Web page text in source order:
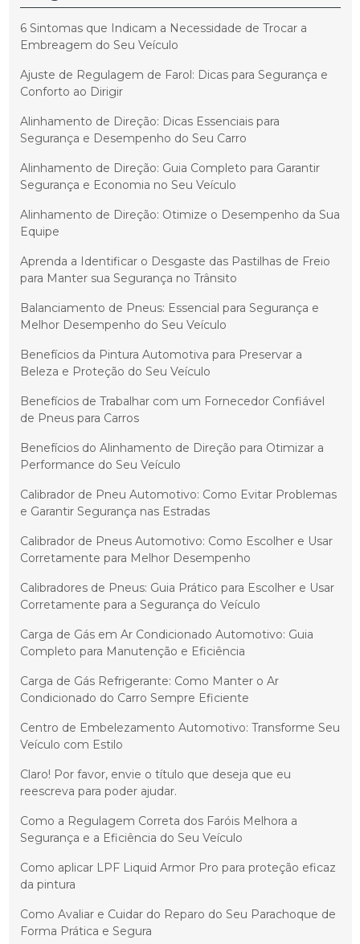
6 Sintomas que Indicam a Necessidade de Trocar a
Embreagem do Seu Veículo
Ajuste de Regulagem de Farol: Dicas para Segurança e
Conforto ao Dirigir
Alinhamento de Direção: Dicas Essenciais para
Segurança e Desempenho do Seu Carro
Alinhamento de Direção: Guia Completo para Garantir
Segurança e Economia no Seu Veículo
Alinhamento de Direção: Otimize o Desempenho da Sua
Equipe
Aprenda a Identificar o Desgaste das Pastilhas de Freio
para Manter sua Segurança no Trânsito
Balanciamento de Pneus: Essencial para Segurança e
Melhor Desempenho do Seu Veículo
Benefícios da Pintura Automotiva para Preservar a
Beleza e Proteção do Seu Veículo
Benefícios de Trabalhar com um Fornecedor Confiável
de Pneus para Carros
Benefícios do Alinhamento de Direção para Otimizar a
Performance do Seu Veículo
Calibrador de Pneu Automotivo: Como Evitar Problemas
e Garantir Segurança nas Estradas
Calibrador de Pneus Automotivo: Como Escolher e Usar
Corretamente para Melhor Desempenho
Calibradores de Pneus: Guia Prático para Escolher e Usar
Corretamente para a Segurança do Veículo
Carga de Gás em Ar Condicionado Automotivo: Guia
Completo para Manutenção e Eficiência
Carga de Gás Refrigerante: Como Manter o Ar
Condicionado do Carro Sempre Eficiente
Centro de Embelezamento Automotivo: Transforme Seu
Veículo com Estilo
Claro! Por favor, envie o título que deseja que eu
reescreva para poder ajudar.
Como a Regulagem Correta dos Faróis Melhora a
Segurança e a Eficiência do Seu Veículo
Como aplicar LPF Liquid Armor Pro para proteção eficaz
da pintura
Como Avaliar e Cuidar do Reparo do Seu Parachoque de
Forma Prática e Segura